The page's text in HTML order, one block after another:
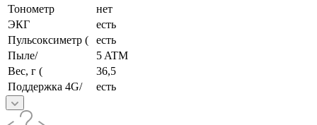
Тонометр
нет
ЭКГ
есть
Пульсоксиметр (
есть
Пыле/
5 ATM
Вес, г (
36,5
Поддержка 4G/
есть